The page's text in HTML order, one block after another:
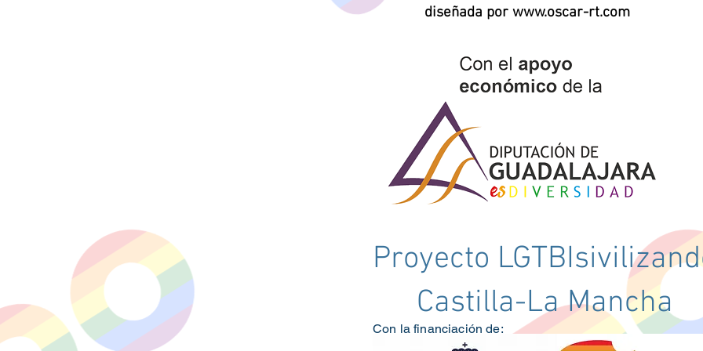
diseñada por www.oscar-rt.com
Proyecto
Castilla-La Mancha
Con la financiación de: